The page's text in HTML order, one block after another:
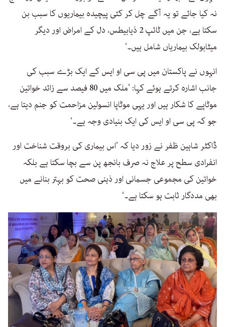
نہ کیا جائے تو یہ آگے چل کر کئی پیچیدہ بیماریوں کا سبب بن
سکتا ہے، جن میں ٹائپ 2 ذیابیطس، دل کے امراض اور دیگر
میٹابولک بیماریاں شامل ہیں۔‘
انہوں نے پاکستان میں پی سی او ایس کے ایک بڑے سبب کی
جانب اشارہ کرتے ہوئے کہا: ’ملک میں 80 فیصد سے زائد خواتین
موٹاپے کا شکار ہیں اور یہی موٹاپا انسولین مزاحمت کو جنم دیتا ہے،
جو کہ پی سی او ایس کی ایک بنیادی وجہ ہے۔‘
ڈاکٹر شاہین ظفر نے زور دیا کہ ’اس بیماری کی بروقت شناخت اور
انفرادی سطح پر علاج نہ صرف بانجھ پن سے بچا سکتا ہے بلکہ
خواتین کی مجموعی جسمانی اور ذہنی صحت کو بہتر بنانے میں
بھی مددگار ثابت ہو سکتا ہے۔‘